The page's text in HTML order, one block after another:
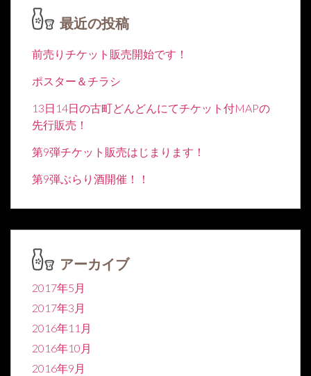
最近の投稿
前売りチケット販売開始です！
ポスター＆チラシ
13日14日の古町どんどんにてチケット付MAPの
先行販売！
第9弾チケット販売はじまります！
第9弾ぶらり酒開催！！
アーカイブ
2017年5月
2017年3月
2016年11月
2016年10月
2016年9月